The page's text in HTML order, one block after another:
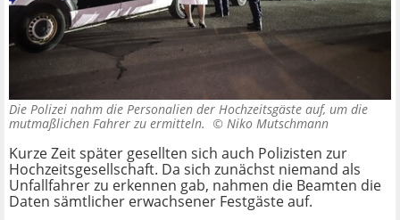
Die Polizei nahm die Personalien der Hochzeitsgäste auf, um die
mutmaßlichen Fahrer zu ermitteln. © Niko Mutschmann
Kurze Zeit später gesellten sich auch Polizisten zur
Hochzeitsgesellschaft. Da sich zunächst niemand als
Unfallfahrer zu erkennen gab, nahmen die Beamten die
Daten sämtlicher erwachsener Festgäste auf.